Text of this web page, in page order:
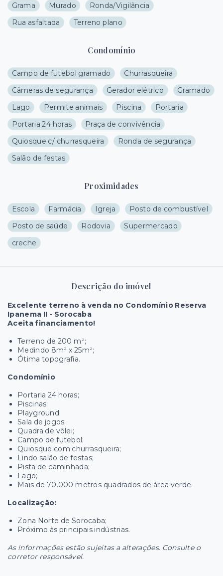
Grama Murado
Ronda/Vigilância
Rua asfaltada
Terreno plano
Condomínio
Campo de futebol gramado
Churrasqueira
Câmeras de segurança
Gerador elétrico
Gramado
Lago
Permite animais Piscina
Portaria
Portaria 24 horas
Praça de convivência
Quiosque c/ churrasqueira
Ronda de segurança
Salão de festas
Proximidades
Escola Farmácia Igreja
Posto de combustível
Posto de saúde
Rodovia
Supermercado
creche
Descrição do imóvel
Excelente terreno à venda no Condomínio Reserva
Ipanema II - Sorocaba
Aceita financiamento!
Terreno de 200 m²;
Medindo 8m² x 25m²;
Ótima topografia.
Condomínio
Portaria 24 horas;
Piscinas;
Playground
Sala de jogos;
Quadra de vôlei;
Campo de futebol;
Quiosque com churrasqueira;
Lindo salão de festas;
Pista de caminhada;
Lago;
Mais de 70.000 metros quadrados de área verde.
Localização:
Zona Norte de Sorocaba;
Próximo às principais indústrias.
As informações estão sujeitas a alterações. Consulte o
corretor responsável.